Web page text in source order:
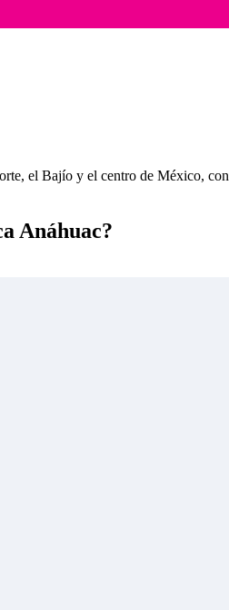
el Bajío y el centro de México,
Anáhuac?